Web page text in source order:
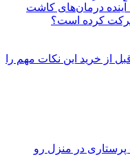
آینده درمان‌های کاشت
کرده است؟
خرید محصولات نود 32؛ قبل از خرید این نکات مهم را
پرستاری در منزل رو